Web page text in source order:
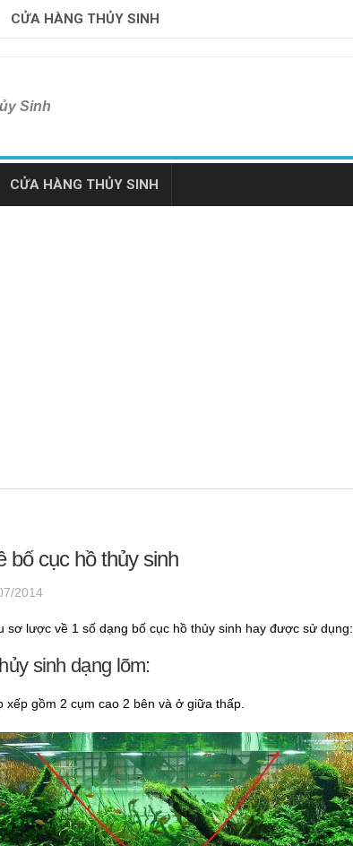
CỬA HÀNG THỦY SINH
Sinh
CỬA HÀNG THỦY SINH
bố cục hồ thủy sinh
2014
sơ lược về 1 số dạng bố cục hồ thủy sinh hay được sử dụng:
sinh dạng lõm:
xếp gồm 2 cụm cao 2 bên và ở giữa thấp.